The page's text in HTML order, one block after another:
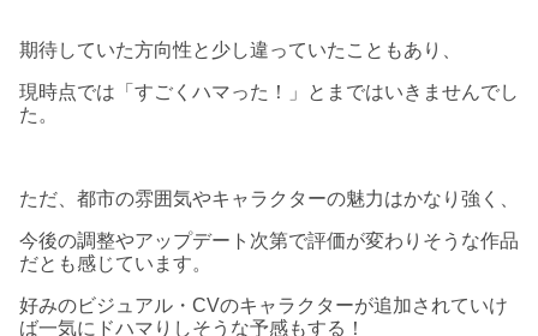
期待していた方向性と少し違っていたこともあり、
現時点では「すごくハマった！」とまではいきませんでし
た。
ただ、都市の雰囲気やキャラクターの魅力はかなり強く、
今後の調整やアップデート次第で評価が変わりそうな作品
だとも感じています。
好みのビジュアル・CVのキャラクターが追加されていけ
ば一気にドハマりしそうな予感もする！